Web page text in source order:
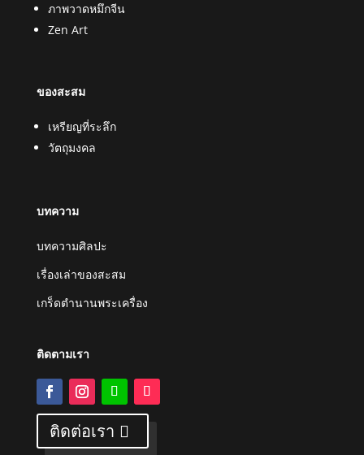
ภาพวาดหมึกจีน
Zen Art
ของสะสม
เหรียญที่ระลึก
วัตถุมงคล
บทความ
บทความศิลปะ
เรื่องเล่าของสะสม
เกร็ดตำนานพระเครื่อง
ติดตามเรา
ติดต่อเรา